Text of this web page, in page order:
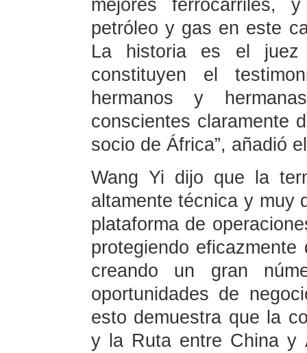
mejores ferrocarriles,
petróleo y gas en este
La historia es el juez
constituyen el
hermanos y
conscientes claramente
socio de África”, añadió
Wang Yi dijo que la
altamente técnica y muy
plataforma de
protegiendo
creando un gran
oportunidades de
esto demuestra que la
y la Ruta entre China y